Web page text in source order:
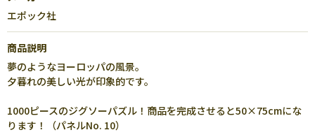
エポック社
商品説明
夢のようなヨーロッパの風景。
夕暮れの美しい光が印象的です。
1000ピースのジグソーパズル！商品を完成させると50×75cmにな
ります！（パネルNo. 10）